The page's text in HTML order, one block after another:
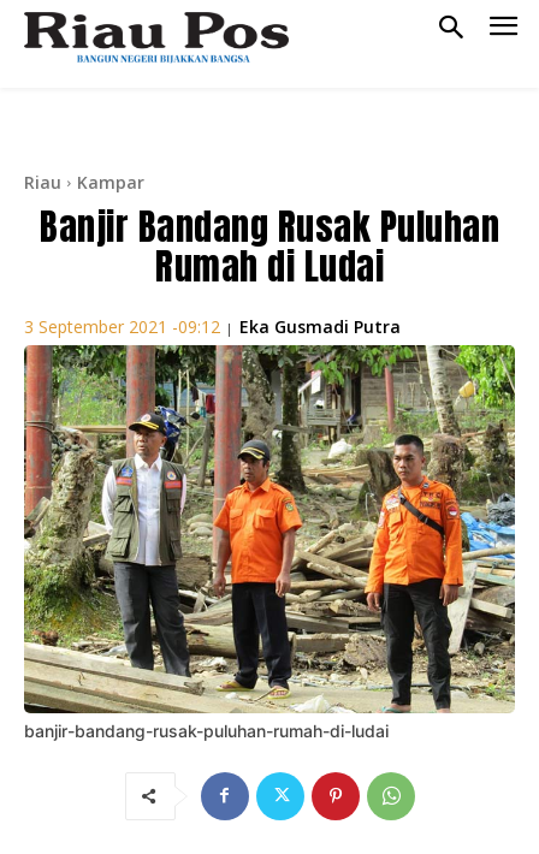
Riau Kampar
Banjir Bandang Rusak Puluhan
Rumah di Ludai
3 September 2021 -09:12 | Eka Gusmadi Putra
banjir-bandang-rusak-puluhan-rumah-di-ludai